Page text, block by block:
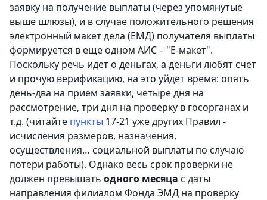
заявку на получение выплаты (через упомянутые
выше шлюзы), и в случае положительного решения
электронный макет дела (ЕМД) получателя выплаты
формируется в еще одном АИС – "Е-макет".
Поскольку речь идет о деньгах, а деньги любят счет
и прочую верификацию, на это уйдет время: опять
день-два на прием заявки, четыре дня на
рассмотрение, три дня на проверку в госорганах и
т.д. (читайте пункты 17-21 уже других Правил -
исчисления размеров, назначения,
осуществления… социальной выплаты по случаю
потери работы). Однако весь срок проверки не
должен превышать одного месяца с даты
направления филиалом Фонда ЭМД на проверку